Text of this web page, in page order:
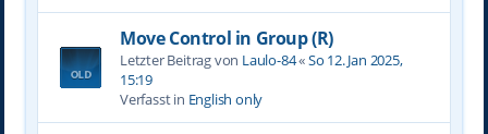
Move Control in Group (R)
Letzter Beitrag von Laulo-84«So 12. Jan 2025,
15:19
Verfasst in English only